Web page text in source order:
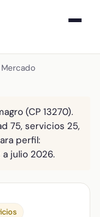
(CP 13270).
75, servicios 25,
perfil:
julio 2026.